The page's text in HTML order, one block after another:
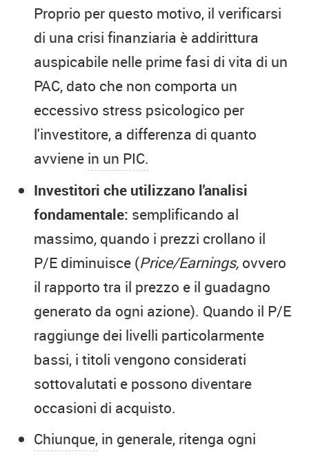
Proprio per questo motivo, il verificarsi
di una crisi finanziaria è addirittura
auspicabile nelle prime fasi di vita di un
PAC, dato che non comporta un
eccessivo stress psicologico per
l'investitore, a differenza di quanto
avviene in un PIC.
Investitori che utilizzano l'analisi
fondamentale: semplificando al
massimo, quando i prezzi crollano il
P/E diminuisce (Price/Earnings, ovvero
il rapporto tra il prezzo e il guadagno
generato da ogni azione). Quando il P/E
raggiunge dei livelli particolarmente
bassi, i titoli vengono considerati
sottovalutati e possono diventare
occasioni di acquisto.
Chiunque, in generale, ritenga ogni